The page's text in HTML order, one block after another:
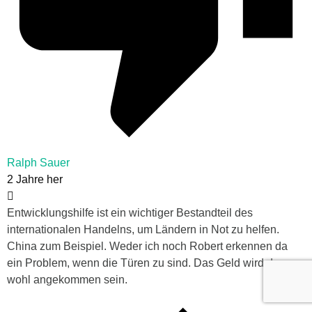
Ralph Sauer
2 Jahre her
Entwicklungshilfe ist ein wichtiger Bestandteil des
internationalen Handelns, um Ländern in Not zu helfen.
China zum Beispiel. Weder ich noch Robert erkennen da
ein Problem, wenn die Türen zu sind. Das Geld wird dann
wohl angekommen sein.